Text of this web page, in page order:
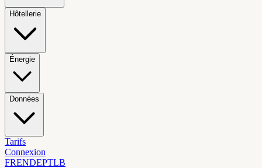
Hôtellerie
Énergie
Données
Tarifs
Connexion
FRENDEPTLB